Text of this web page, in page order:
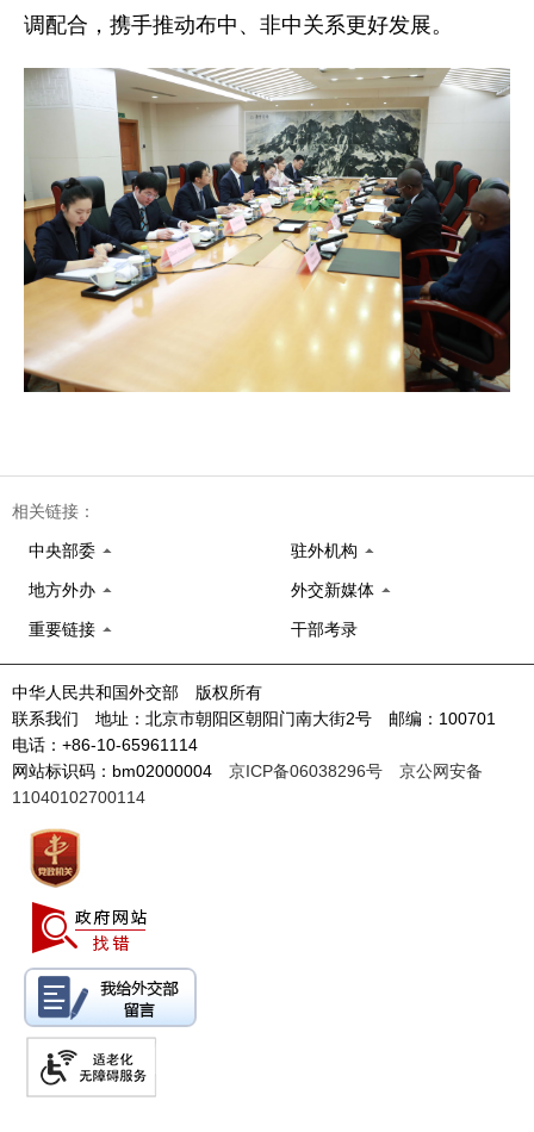
调配合，携手推动布中、非中关系更好发展。
相关链接：
中央部委 驻外机构
地方外办 外交新媒体
重要链接 干部考录
中华人民共和国外交部 版权所有
联系我们 地址：北京市朝阳区朝阳门南大街2号 邮编：100701
电话：+86-10-65961114
网站标识码：bm02000004 京ICP备06038296号
京公网安备
11040102700114